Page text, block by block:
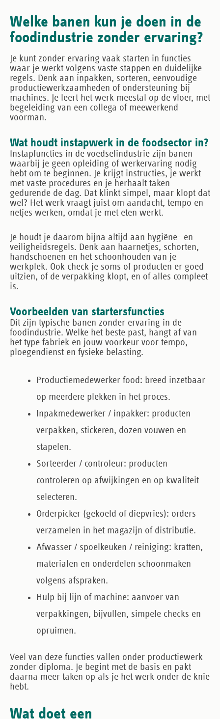
Welke banen kun je doen in de
foodindustrie zonder ervaring?
Je kunt zonder ervaring vaak starten in functies
waar je werkt volgens vaste stappen en duidelijke
regels. Denk aan inpakken, sorteren, eenvoudige
productiewerkzaamheden of ondersteuning bij
machines. Je leert het werk meestal op de vloer, met
begeleiding van een collega of meewerkend
voorman.
Wat houdt instapwerk in de foodsector in?
Instapfuncties in de voedselindustrie zijn banen
waarbij je geen opleiding of werkervaring nodig
hebt om te beginnen. Je krijgt instructies, je werkt
met vaste procedures en je herhaalt taken
gedurende de dag. Dat klinkt simpel, maar klopt dat
wel? Het werk vraagt juist om aandacht, tempo en
netjes werken, omdat je met eten werkt.
Je houdt je daarom bijna altijd aan hygiëne- en
veiligheidsregels. Denk aan haarnetjes, schorten,
handschoenen en het schoonhouden van je
werkplek. Ook check je soms of producten er goed
uitzien, of de verpakking klopt, en of alles compleet
is.
Voorbeelden van startersfuncties
Dit zijn typische banen zonder ervaring in de
foodindustrie. Welke het beste past, hangt af van
het type fabriek en jouw voorkeur voor tempo,
ploegendienst en fysieke belasting.
Productiemedewerker food : breed inzetbaar
op meerdere plekken in het proces.
Inpakmedewerker / inpakker: producten
verpakken, stickeren, dozen vouwen en
stapelen.
Sorteerder / controleur: producten
controleren op afwijkingen en op kwaliteit
selecteren.
Orderpicker (gekoeld of diepvries): orders
verzamelen in het magazijn of distributie.
Afwasser / spoelkeuken / reiniging: kratten,
materialen en onderdelen schoonmaken
volgens afspraken.
Hulp bij lijn of machine: aanvoer van
verpakkingen, bijvullen, simpele checks en
opruimen.
Veel van deze functies vallen onder productiewerk
zonder diploma. Je begint met de basis en pakt
daarna meer taken op als je het werk onder de knie
hebt.
Wat doet een